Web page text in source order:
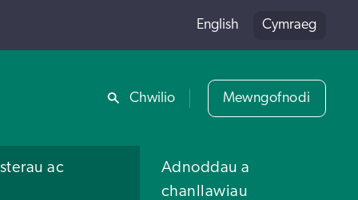
Rhannu
English Cymraeg
Chwilio Mewngofnodi
ac
Adnoddau a
chanllawiau